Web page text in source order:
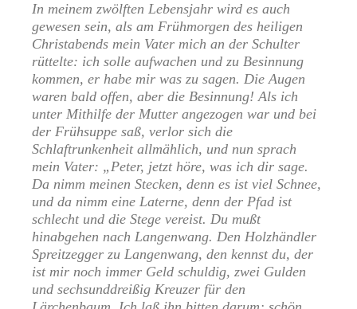
In meinem zwölften Lebensjahr wird es auch
gewesen sein, als am Frühmorgen des heiligen
Christabends mein Vater mich an der Schulter
rüttelte: ich solle aufwachen und zu Besinnung
kommen, er habe mir was zu sagen. Die Augen
waren bald offen, aber die Besinnung! Als ich
unter Mithilfe der Mutter angezogen war und bei
der Frühsuppe saß, verlor sich die
Schlaftrunkenheit allmählich, und nun sprach
mein Vater: „Peter, jetzt höre, was ich dir sage.
Da nimm meinen Stecken, denn es ist viel Schnee,
und da nimm eine Laterne, denn der Pfad ist
schlecht und die Stege vereist. Du mußt
hinabgehen nach Langenwang. Den Holzhändler
Spreitzegger zu Langenwang, den kennst du, der
ist mir noch immer Geld schuldig, zwei Gulden
und sechsunddreißig Kreuzer für den